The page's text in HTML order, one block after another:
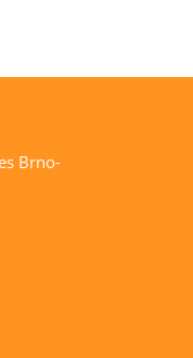
Brno-